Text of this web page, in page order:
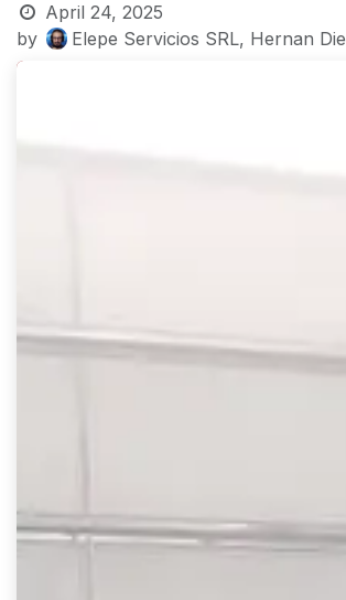
April 24, 2025
by
Elepe Servicios SRL, Hernan